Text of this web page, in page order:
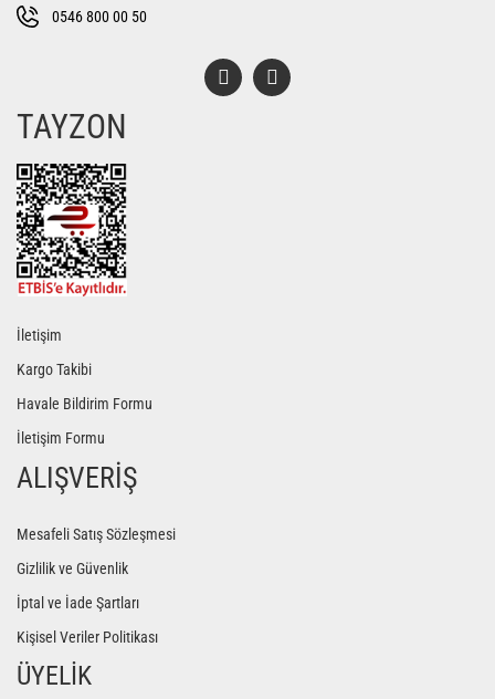
Bu ürüne benzer farklı alternatifler olmalı.
0546 800 00 50
TAYZON
İletişim
Kargo Takibi
Havale Bildirim Formu
İletişim Formu
ALIŞVERİŞ
Mesafeli Satış Sözleşmesi
Gizlilik ve Güvenlik
İptal ve İade Şartları
Kişisel Veriler Politikası
ÜYELİK